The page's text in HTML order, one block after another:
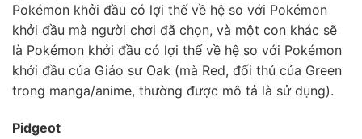
Pokémon khởi đầu có lợi thế về hệ so với Pokémon
khởi đầu mà người chơi đã chọn, và một con khác sẽ
là Pokémon khởi đầu có lợi thế về hệ so với Pokémon
khởi đầu của Giáo sư Oak (mà Red, đối thủ của Green
trong manga/anime, thường được mô tả là sử dụng).
Pidgeot